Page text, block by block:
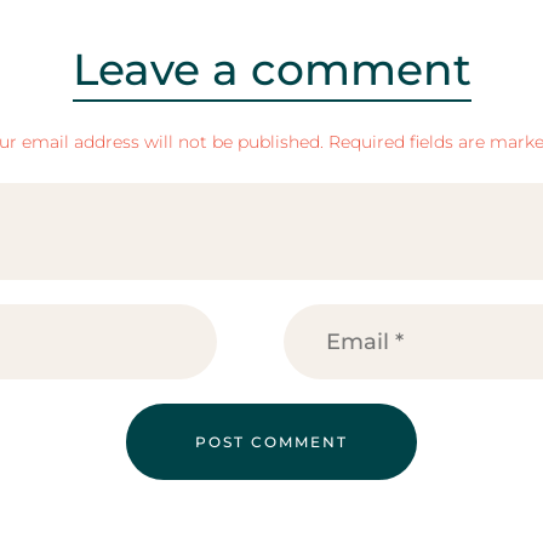
Leave a comment
email address will not be published. Required fields are